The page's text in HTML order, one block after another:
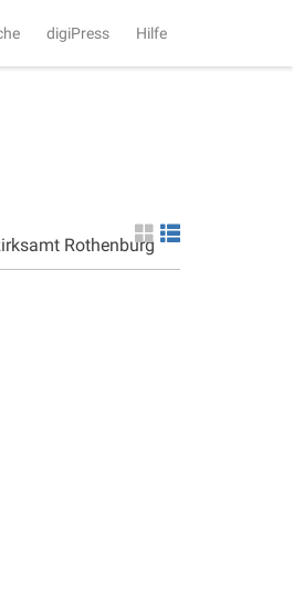
digiPress Hilfe
Rothenburg